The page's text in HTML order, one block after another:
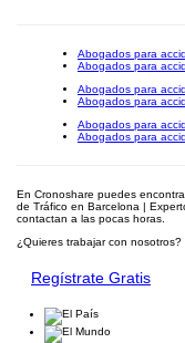
Abogados para
Abogados para
Abogados para
Abogados para
Abogados para
Abogados para
En Cronoshare puedes
de Tráfico en Barcelona |
contactan a las pocas horas.
¿Quieres trabajar con nosotros?
Regístrate Gratis